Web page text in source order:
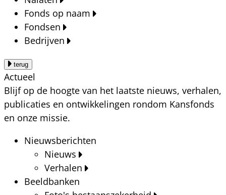
Fonds op naam
Fondsen
Bedrijven
terug
Actueel
Blijf op de hoogte van het laatste nieuws, verhalen,
publicaties en ontwikkelingen rondom Kansfonds
en onze missie.
Nieuwsberichten
Nieuws
Verhalen
Beeldbanken